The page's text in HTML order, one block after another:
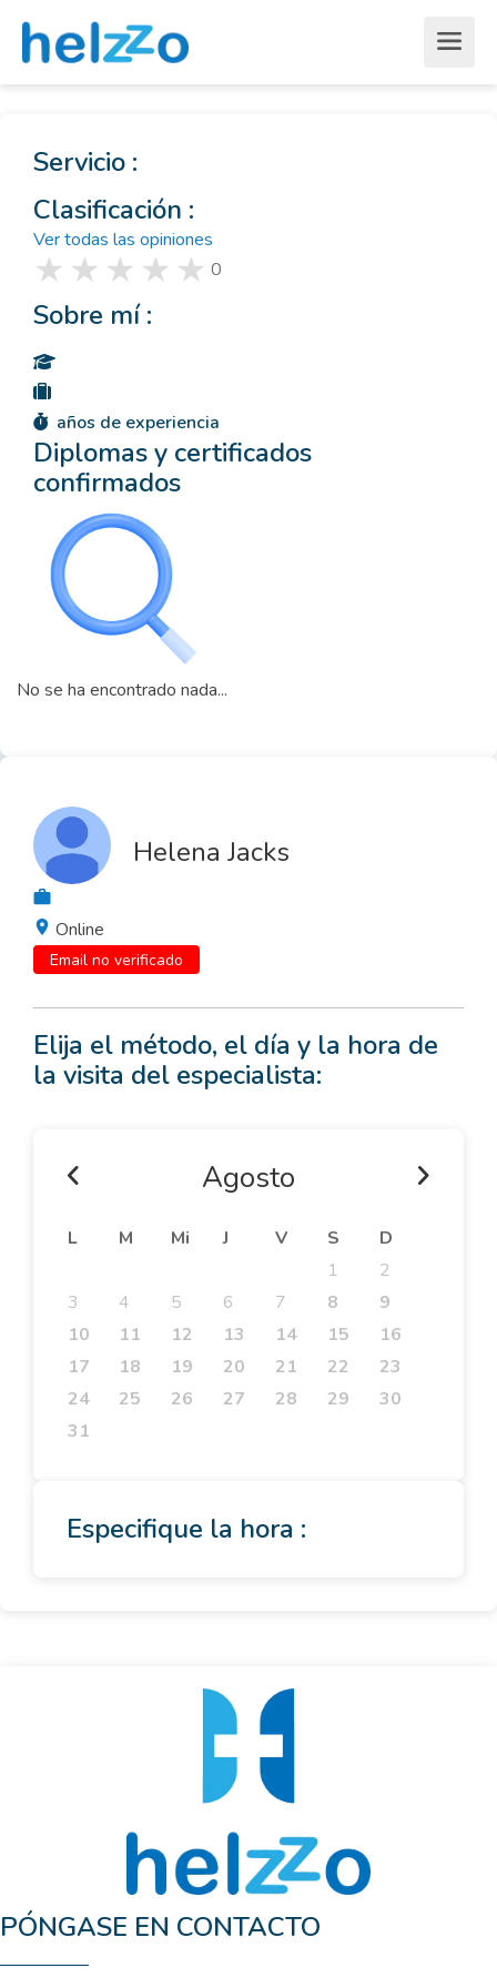
Servicio :
Clasificación :
Ver todas las opiniones
0
Sobre mí :
años de experiencia
Diplomas y certificados
confirmados
No se ha encontrado nada...
Helena Jacks
Online
Email no verificado
Elija el método, el día y la hora de
la visita del especialista:
Agosto
L M Mi J V S
D
1
2
3
4 5 6 7 8
9
10
11 12 13 14 15
16
17
18 19 20 21 22
23
24
25 26 27 28 29
30
31
Especifique la hora :
PÓNGASE EN CONTACTO